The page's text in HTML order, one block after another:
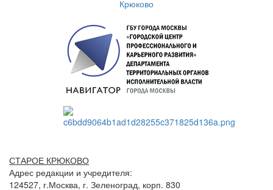
СТАРОЕ КРЮКОВО
Адрес редакции и учредителя:
124527, г.Москва, г. Зеленоград, корп. 830